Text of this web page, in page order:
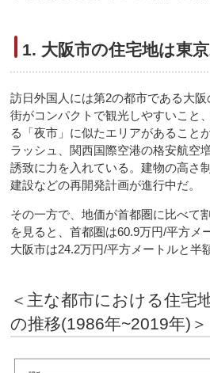
1. 大阪市の住宅地は東
訪日外国人には第2の都市である大
街がコンパクトで観光しやすいこと
る「夜市」に似たエリアがあること
ラッシュ、関西国際空港の格安航空
誘致に力を入れている。建物の高さ
建設などの再開発計画が進行中だ。
その一方で、地価が首都圏に比べて
を見ると、首都圏は60.9万円/平方メ
大阪市は24.2万円/平方メートルと半
＜主な都市における住宅
の推移(1986年~2019年)＞